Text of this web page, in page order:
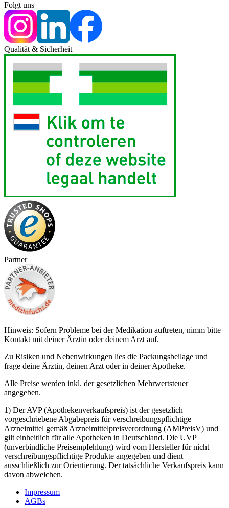
Folgt uns
Qualität & Sicherheit
Partner
Hinweis: Sofern Probleme bei der Medikation auftreten, nimm bitte
Kontakt mit deiner Ärztin oder deinem Arzt auf.
Zu Risiken und Nebenwirkungen lies die Packungsbeilage und
frage deine Ärztin, deinen Arzt oder in deiner Apotheke.
Alle Preise werden inkl. der gesetzlichen Mehrwertsteuer
angegeben.
1) Der AVP (Apothekenverkaufspreis) ist der gesetzlich
vorgeschriebene Abgabepreis für verschreibungspflichtige
Arzneimittel gemäß Arzneimittelpreisverordnung (AMPreisV) und
gilt einheitlich für alle Apotheken in Deutschland. Die UVP
(unverbindliche Preisempfehlung) wird vom Hersteller für nicht
verschreibungspflichtige Produkte angegeben und dient
ausschließlich zur Orientierung. Der tatsächliche Verkaufspreis kann
davon abweichen.
Impressum
AGBs